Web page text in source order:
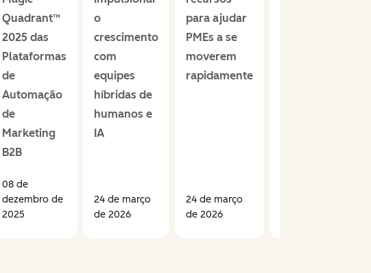
Quadrant™
2025 das
Plataformas
de
Automação
de
Marketing
B2B
08 de
dezembro de
2025
o
crescimento
com
equipes
híbridas de
humanos e
IA
24 de março
de 2026
para ajudar
PMEs a se
moverem
rapidamente
24 de março
de 2026